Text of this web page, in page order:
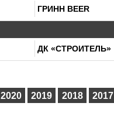
ГРИНН BEER
ДК «СТРОИТЕЛЬ»
2020 2019 2018 2017